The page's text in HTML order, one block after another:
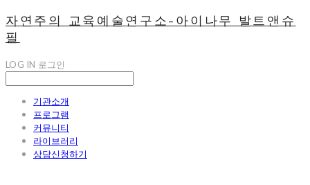
자연주의 교육예술연구소-아이나무 발트앤슈
필
LOG IN 로그인
기관소개
프로그램
커뮤니티
라이브러리
상담신청하기